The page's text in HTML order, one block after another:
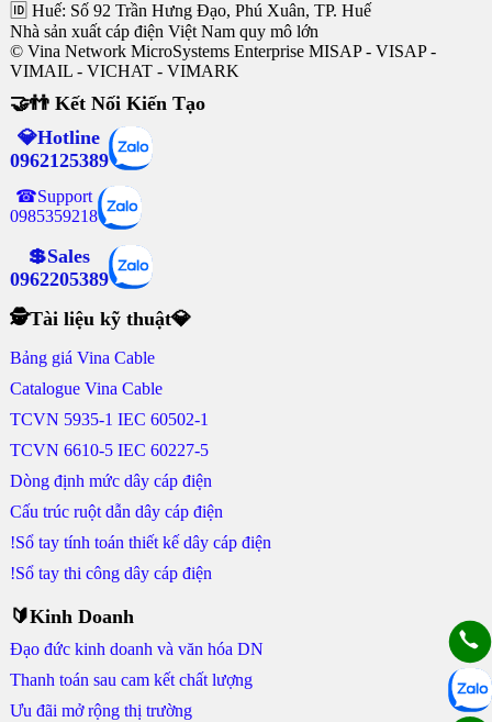
🆔 Huế: Số 92 Trần Hưng Đạo, Phú Xuân, TP. Huế
Nhà sản xuất cáp điện Việt Nam quy mô lớn
© Vina Network MicroSystems Enterprise MISAP - VISAP -
VIMAIL - VICHAT - VIMARK
🤝👬 Kết Nối Kiến Tạo
💎Hotline
0962125389
☎Support
0985359218
💲Sales
0962205389
🕵Tài liệu kỹ thuật💎
Bảng giá Vina Cable
Catalogue Vina Cable
TCVN 5935-1 IEC 60502-1
TCVN 6610-5 IEC 60227-5
Dòng định mức dây cáp điện
Cấu trúc ruột dẫn dây cáp điện
!Sổ tay tính toán thiết kế dây cáp điện
!Sổ tay thi công dây cáp điện
🔰Kinh Doanh
Đạo đức kinh doanh và văn hóa DN
Thanh toán sau cam kết chất lượng
Ưu đãi mở rộng thị trường